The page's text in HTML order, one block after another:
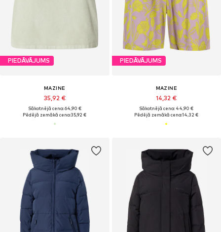
PIEDĀVĀJUMS
MAZINE
35,92 €
Sākotnējā cena: 64,90 €
Pēdējā zemākā cena:35,92 €
PIEDĀVĀJUMS
MAZINE
14,32 €
Sākotnējā cena: 44,90 €
Pēdējā zemākā cena:14,32 €